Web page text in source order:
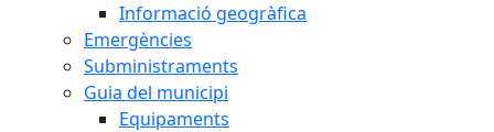
Informació geogràfica
Emergències
Subministraments
Guia del municipi
Equipaments